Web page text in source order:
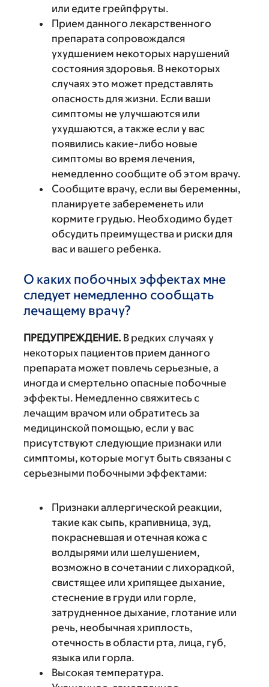
или едите грейпфруты.
Прием данного лекарственного
препарата сопровождался
ухудшением некоторых нарушений
состояния здоровья. В некоторых
случаях это может представлять
опасность для жизни. Если ваши
симптомы не улучшаются или
ухудшаются, а также если у вас
появились какие-либо новые
симптомы во время лечения,
немедленно сообщите об этом врачу.
Сообщите врачу, если вы беременны,
планируете забеременеть или
кормите грудью. Необходимо будет
обсудить преимущества и риски для
вас и вашего ребенка.
О каких побочных эффектах мне
следует немедленно сообщать
лечащему врачу?
ПРЕДУПРЕЖДЕНИЕ. В редких случаях у
некоторых пациентов прием данного
препарата может повлечь серьезные, а
иногда и смертельно опасные побочные
эффекты. Немедленно свяжитесь с
лечащим врачом или обратитесь за
медицинской помощью, если у вас
присутствуют следующие признаки или
симптомы, которые могут быть связаны с
серьезными побочными эффектами:
Признаки аллергической реакции,
такие как сыпь, крапивница, зуд,
покрасневшая и отечная кожа с
волдырями или шелушением,
возможно в сочетании с лихорадкой,
свистящее или хрипящее дыхание,
стеснение в груди или горле,
затрудненное дыхание, глотание или
речь, необычная хриплость,
отечность в области рта, лица, губ,
языка или горла.
Высокая температура.